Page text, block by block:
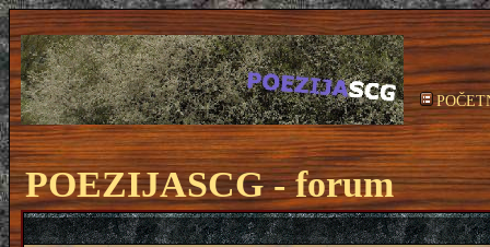
POEZIJASCG - forum